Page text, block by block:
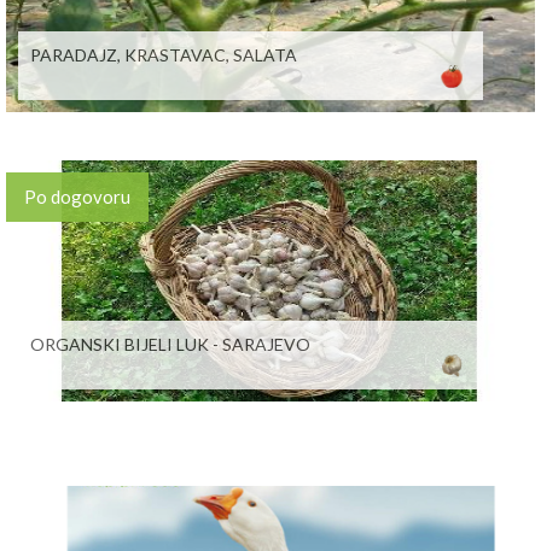
PARADAJZ, KRASTAVAC, SALATA
Po dogovoru
ORGANSKI BIJELI LUK - SARAJEVO